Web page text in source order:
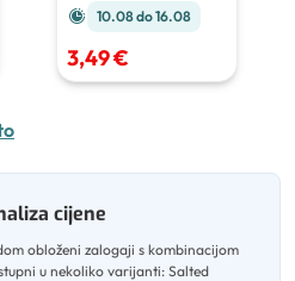
10.08 do 16.08
3,49 €
cijene
obloženi zalogaji s kombinacijom
u nekoliko varijanti: Salted